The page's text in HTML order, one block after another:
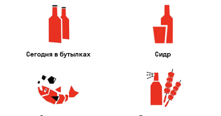
Сегодня в бутылках Сидр